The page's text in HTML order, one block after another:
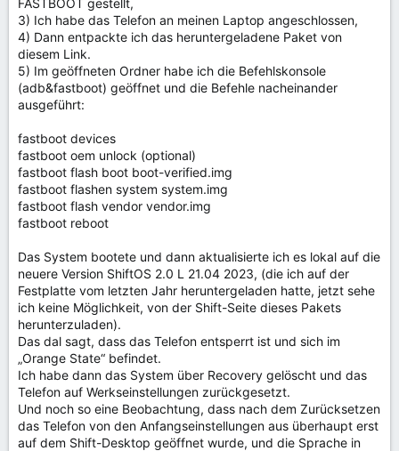
FASTBOOT gestellt,
3) Ich habe das Telefon an meinen Laptop angeschlossen,
4) Dann entpackte ich das heruntergeladene Paket von
diesem Link.
5) Im geöffneten Ordner habe ich die Befehlskonsole
(adb&fastboot) geöffnet und die Befehle nacheinander
ausgeführt:
fastboot devices
fastboot oem unlock (optional)
fastboot flash boot boot-verified.img
fastboot flashen system system.img
fastboot flash vendor vendor.img
fastboot reboot
Das System bootete und dann aktualisierte ich es lokal auf die
neuere Version ShiftOS 2.0 L 21.04 2023, (die ich auf der
Festplatte vom letzten Jahr heruntergeladen hatte, jetzt sehe
ich keine Möglichkeit, von der Shift-Seite dieses Pakets
herunterzuladen).
Das dal sagt, dass das Telefon entsperrt ist und sich im
„Orange State“ befindet.
Ich habe dann das System über Recovery gelöscht und das
Telefon auf Werkseinstellungen zurückgesetzt.
Und noch so eine Beobachtung, dass nach dem Zurücksetzen
das Telefon von den Anfangseinstellungen aus überhaupt erst
auf dem Shift-Desktop geöffnet wurde, und die Sprache in